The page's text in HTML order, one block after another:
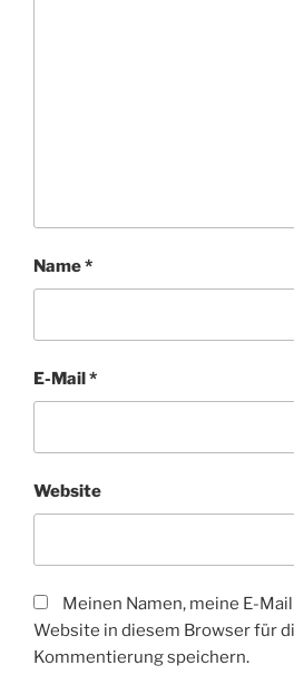
Name*
E-Mail*
Website
Meinen Namen, meine E-
Website in diesem Browser für
Kommentierung speichern.